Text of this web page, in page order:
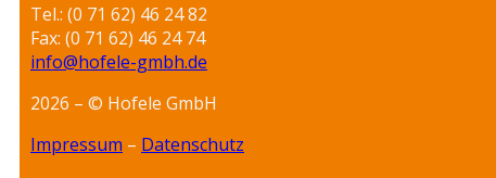
Tel.: (0 71 62) 46 24 82
Fax: (0 71 62) 46 24 74
info@hofele-gmbh.de
2026 – © Hofele GmbH
Impressum – Datenschutz